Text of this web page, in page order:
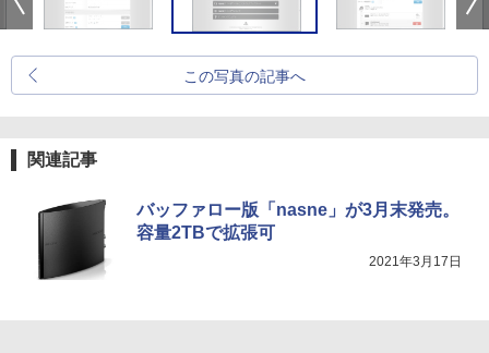
この写真の記事へ
関連記事
バッファロー版「nasne」が3月末発売。
容量2TBで拡張可
2021年3月17日